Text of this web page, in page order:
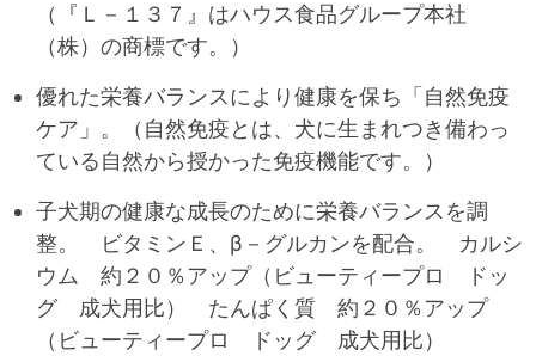
（『Ｌ－１３７』はハウス食品グループ本社
（株）の商標です。）
優れた栄養バランスにより健康を保ち「自然免疫
ケア」。（自然免疫とは、犬に生まれつき備わっ
ている自然から授かった免疫機能です。）
子犬期の健康な成長のために栄養バランスを調
整。 ビタミンＥ、β－グルカンを配合。 カルシ
ウム 約２０％アップ（ビューティープロ ドッ
グ 成犬用比） たんぱく質 約２０％アップ
（ビューティープロ ドッグ 成犬用比）